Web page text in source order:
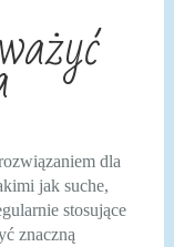
dla
jak suche,
stosujące
znaczną